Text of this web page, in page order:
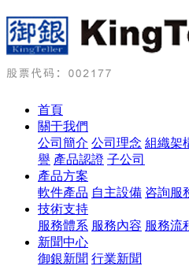
首頁
關于我們
公司簡介 公司理念 組織架
譽 產品認證 子公司
產品方案
軟件產品 自主設備 咨詢服
技術支持
服務體系 服務內容 服務流
新聞中心
御銀新聞 行業新聞